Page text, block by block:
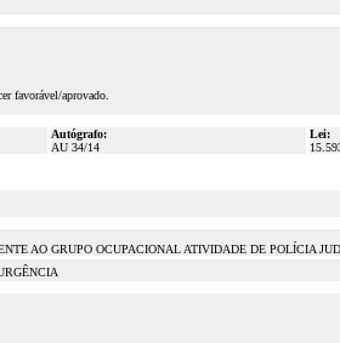
favorável/aprovado.
Autógrafo:
AU 34/14
Lei:
AO GRUPO OCUPACIONAL ATIVIDADE DE POLÍCIA